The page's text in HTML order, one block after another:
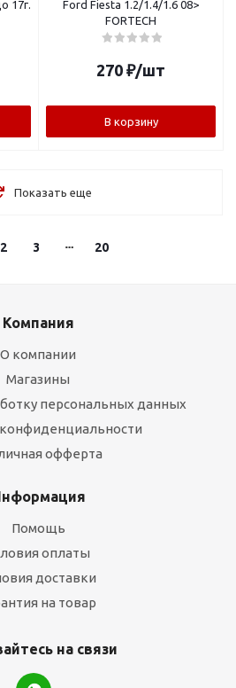
17г.
Ford Fiesta 1.2/1.4/1.6 08>
FORTECH
270 ₽/шт
В корзину
Показать еще
2 3 20
Компания
О компании
Магазины
персональных данных
офферта
Помощь
оплаты
доставки
на товар
на связи